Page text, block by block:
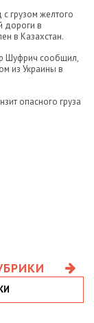
грузом желтого
дороги в
в Казахстан.
Шуфрич сообщил,
из Украины в
опасного груза